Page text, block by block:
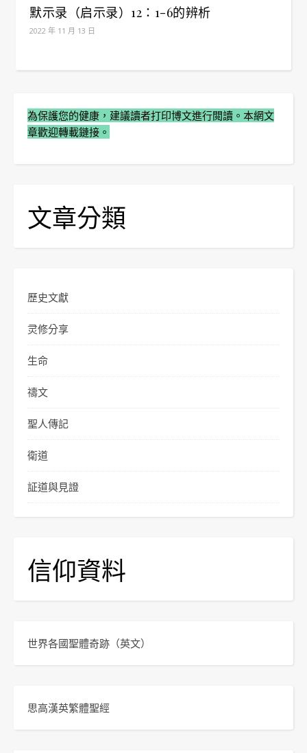
默示录（启示录）12：1-6的辨析
2022 年 11 月 13 日
為保護您的健康，建議讀者打印博文進行閲讀。本網文
章歡迎轉載鏈接。
文章分類
歷史文獻
灵修分享
生命
禱文
聖人傳記
衛道
証道與見證
信仰資料
世界各國聖體奇跡 （英文）
思高漢英繁體聖經